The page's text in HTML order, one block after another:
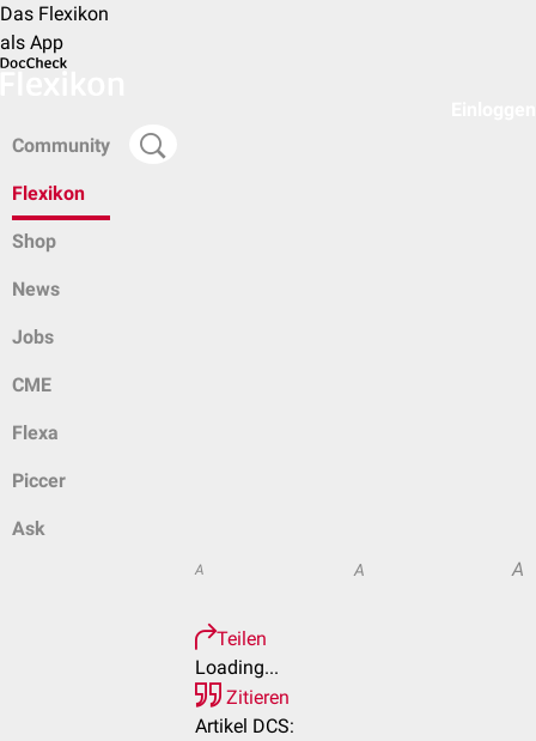
Das Flexikon
als App
Community
Flexikon
Shop
News
Jobs
CME
Flexa
Piccer
Ask
A A A
Teilen
Loading...
Zitieren
Artikel DCS: